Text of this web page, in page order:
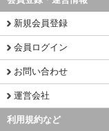
新規会員登録
会員ログイン
お問い合わせ
運営会社
利用規約など